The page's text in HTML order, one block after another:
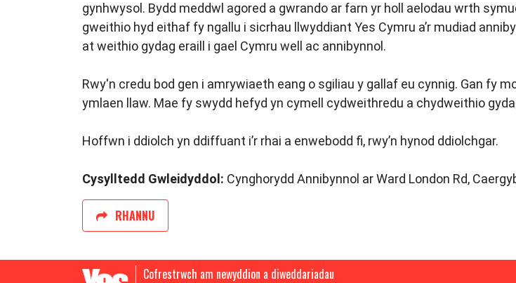
gynhwysol. Bydd meddwl agored a gwrando ar farn yr holl aelodau wrth
gweithio hyd eithaf fy ngallu i sicrhau llwyddiant Yes Cymru a’r mudiad
at weithio gydag eraill i gael Cymru well ac annibynnol.
Rwy'n credu bod gen i amrywiaeth eang o sgiliau y gallaf eu cynnig. Gan fy
ymlaen llaw. Mae fy swydd hefyd yn cymell cydweithredu a chydweithio
Hoffwn i ddiolch yn ddiffuant i’r rhai a enwebodd fi, rwy’n hynod ddiolchgar.
Cysylltedd Gwleidyddol: Cynghorydd Annibynnol ar Ward London Rd,
RHANNU
Cofrestrwch am newyddion a diweddariadau